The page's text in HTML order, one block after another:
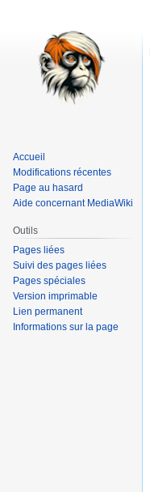
Accueil
Modifications récentes
Page au hasard
Aide concernant MediaWiki
Outils
Pages liées
Suivi des pages liées
Pages spéciales
Version imprimable
Lien permanent
Informations sur la page